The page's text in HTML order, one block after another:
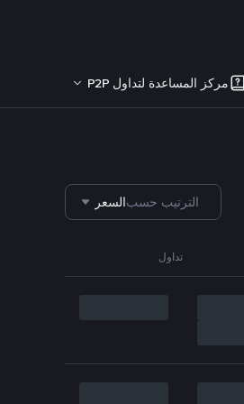
مركز المساعدة لتداول P2P
الترتيب حسبالسعر
تداول